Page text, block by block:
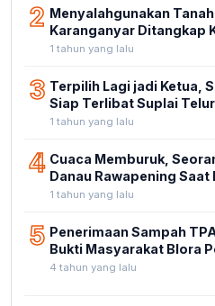
2 Menyalahgunakan
Karanganyar Ditangkap
1 tahun yang lalu
3 Terpilih Lagi jadi Ketua,
Siap Terlibat Suplai
1 tahun yang lalu
4 Cuaca Memburuk,
Danau Rawapening
1 tahun yang lalu
5 Penerimaan Sampah
Bukti Masyarakat Blora
4 tahun yang lalu